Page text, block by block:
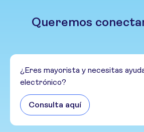
Queremos
¿Eres mayorista y necesitas
electrónico?
Consulta aquí